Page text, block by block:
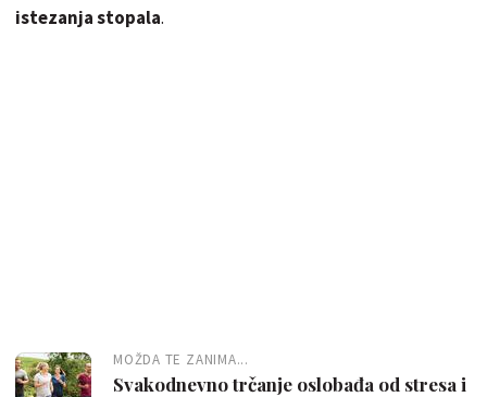
istezanja stopala.
MOŽDA TE ZANIMA...
Svakodnevno trčanje oslobađa od stresa i